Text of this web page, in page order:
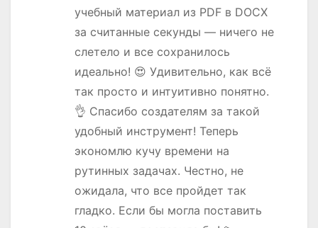
учебный материал из PDF в DOCX
за считанные секунды — ничего не
слетело и все сохранилось
идеально! 😍 Удивительно, как всё
так просто и интуитивно понятно.
👌 Спасибо создателям за такой
удобный инструмент! Теперь
экономлю кучу времени на
рутинных задачах. Честно, не
ожидала, что все пройдет так
гладко. Если бы могла поставить